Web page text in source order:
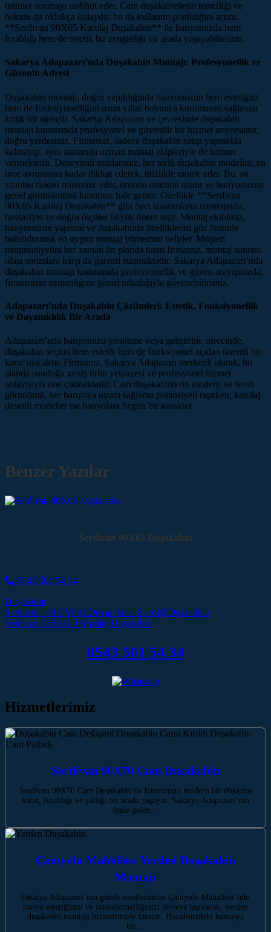
ürünler sunmayı taahhüt eder. Cam duşakabinlerin temizliği ve
bakımı da oldukça kolaydır, bu da kullanım pratikliğini artırır.
**Serdivan 90X65 Karolaj Duşakabin** ile banyonuzda hem
ferahlığı hem de estetik bir zenginliği bir arada yaşayabilirsiniz.
Sakarya Adapazarı’nda Duşakabin Montajı: Profesyonellik ve
Güvenin Adresi
Duşakabin montajı, doğru yapıldığında banyonuzun hem estetiğini
hem de fonksiyonelliğini uzun yıllar boyunca korumasını sağlayan
kritik bir süreçtir. Sakarya Adapazarı ve çevresinde duşakabin
montajı konusunda profesyonel ve güvenilir bir hizmet arıyorsanız,
doğru yerdesiniz. Firmamız, sadece duşakabin satışı yapmakla
kalmayıp, aynı zamanda uzman montaj ekipleriyle de hizmet
vermektedir. Deneyimli ustalarımız, her türlü duşakabin modelini, en
ince ayrıntısına kadar dikkat ederek, titizlikle monte eder. Bu, su
sızıntısı riskini minimize eder, ürünün ömrünü uzatır ve banyonuzun
genel görünümünü kusursuz hale getirir. Özellikle **Serdivan
90X65 Karolaj Duşakabin** gibi özel tasarımların montajında,
hassasiyet ve doğru ölçüler büyük önem taşır. Montaj ekibimiz,
banyonuzun yapısını ve duşakabinin özelliklerini göz önünde
bulundurarak en uygun montaj yöntemini belirler. Müşteri
memnuniyetini her zaman ön planda tutan firmamız, montaj sonrası
olası sorunlara karşı da garanti sunmaktadır. Sakarya Adapazarı’nda
duşakabin montajı konusunda profesyonellik ve güven arayışınızda,
firmamızın uzmanlığına gönül rahatlığıyla güvenebilirsiniz.
Adapazarı’nda Duşakabin Çözümleri: Estetik, Fonksiyonellik
ve Dayanıklılık Bir Arada
Adapazarı’nda banyonuzu yenileme veya geliştirme sürecinde,
duşakabin seçimi hem estetik hem de fonksiyonel açıdan önemli bir
karar olacaktır. Firmamız, Sakarya Adapazarı merkezli olarak, bu
alanda sunduğu geniş ürün yelpazesi ve profesyonel hizmet
anlayışıyla öne çıkmaktadır. Cam duşakabinlerin modern ve ferah
görünümü, her banyoya uyum sağlama potansiyeli taşırken, karolaj
desenli modeller ise banyolara özgün bir karakter
Benzer Yazılar
Serdivan 90X65 Duşakabin
0543 501 54 34
Duşakabin
Post navigation
Serdivan 145 CM İki Duvar Arası Karolaj Duşakabin
Serdivan 125X120 Karolaj Duşakabin
0543 501 54 34
Hizmetlerimiz
Serdivan 90X70 Cam Duşakabin
Serdivan 90X70 Cam Duşakabin ile banyonuza modern bir dokunuş
katın, ferahlığı ve şıklığı bir arada yaşayın. Sakarya Adapazarı’nın
önde gelen…
Çamyolu Mahallesi Yerden Duşakabin
Montajı
Sakarya Adapazarı’nın gözde semtlerinden Çamyolu Mahallesi’nde,
banyo estetiğinizi ve fonksiyonelliğinizi zirveye taşıyacak, yerden
duşakabin montajı hizmetimizle tanışın. Hayalinizdeki banyoya
bir…